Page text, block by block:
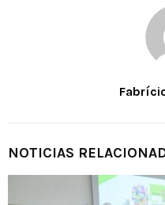
NOTICIAS